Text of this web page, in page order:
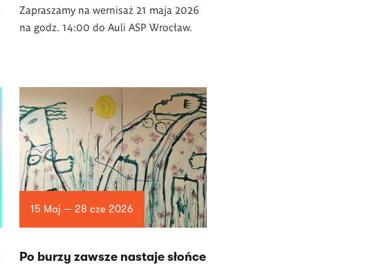
Zapraszamy na wernisaż 21 maja 2026
na godz. 14:00 do Auli ASP Wrocław.
15 Maj — 28 cze 2026
Po burzy zawsze nastaje słońce